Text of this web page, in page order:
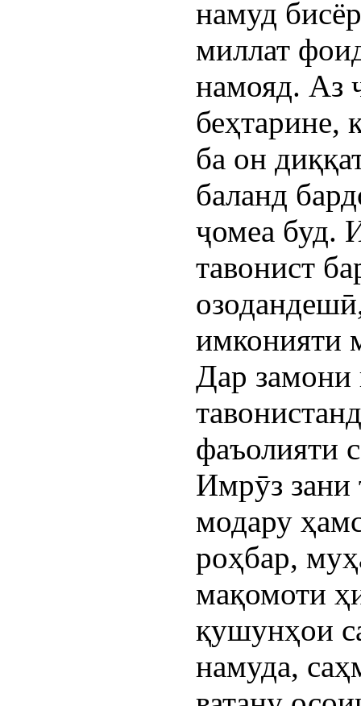
намуд
миллат
намояд. Аз
беҳтарине,
ба он
баланд
ҷомеа буд.
тавонист
имконияти
Дар замони
фаъолияти
Имрӯз зани
модару
роҳбар,
мақомоти
қушунҳои
намуда,